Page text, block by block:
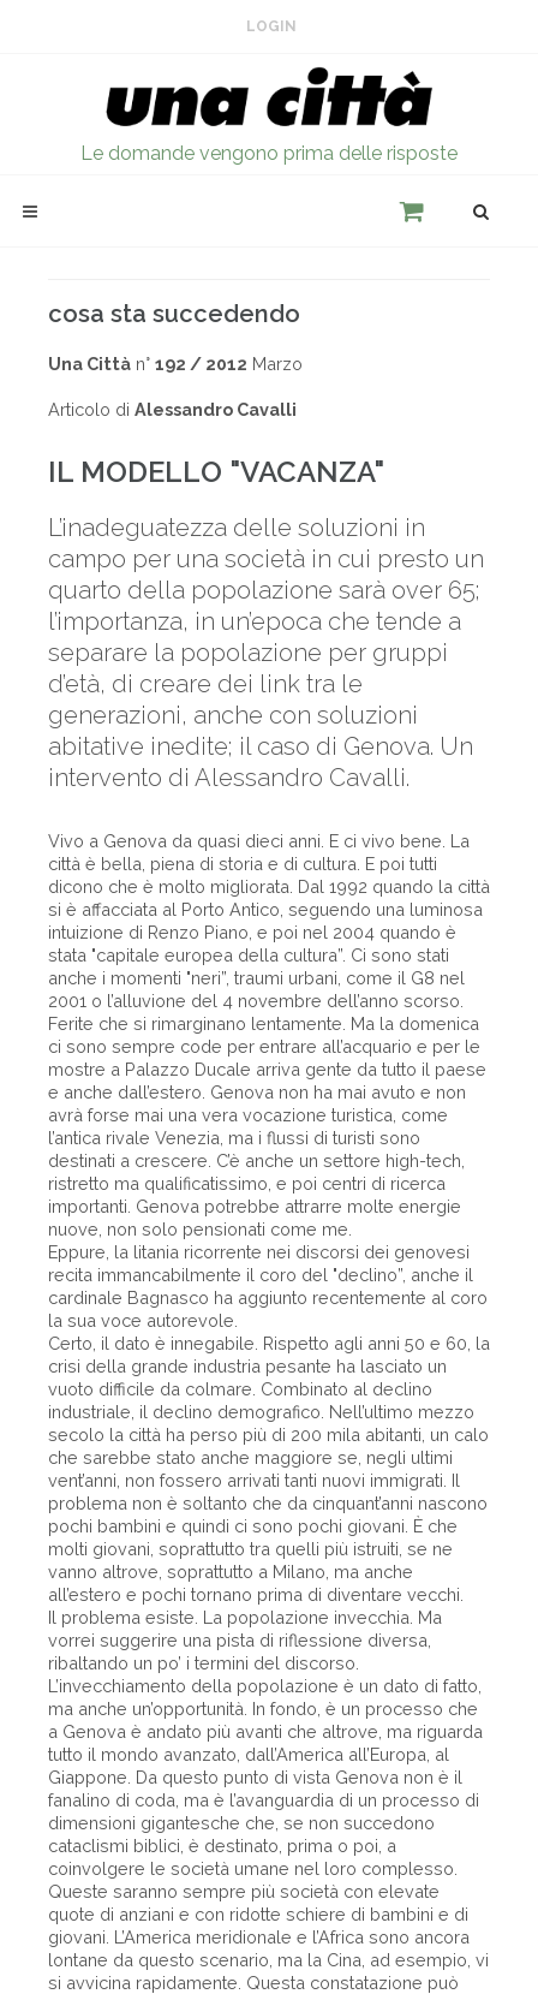
LOGIN
Le domande vengono prima delle risposte
cosa sta succedendo
Una Città n° 192 / 2012 Marzo
Articolo di Alessandro Cavalli
IL MODELLO "VACANZA"
L’inadeguatezza delle soluzioni in
campo per una società in cui presto un
quarto della popolazione sarà over 65;
l’importanza, in un’epoca che tende a
separare la popolazione per gruppi
d’età, di creare dei link tra le
generazioni, anche con soluzioni
abitative inedite; il caso di Genova. Un
intervento di Alessandro Cavalli.
Vivo a Genova da quasi dieci anni. E ci vivo bene. La
città è bella, piena di storia e di cultura. E poi tutti
dicono che è molto migliorata. Dal 1992 quando la città
si è affacciata al Porto Antico, seguendo una luminosa
intuizione di Renzo Piano, e poi nel 2004 quando è
stata "capitale europea della cultura”. Ci sono stati
anche i momenti "neri”, traumi urbani, come il G8 nel
2001 o l’alluvione del 4 novembre dell’anno scorso.
Ferite che si rimarginano lentamente. Ma la domenica
ci sono sempre code per entrare all’acquario e per le
mostre a Palazzo Ducale arriva gente da tutto il paese
e anche dall’estero. Genova non ha mai avuto e non
avrà forse mai una vera vocazione turistica, come
l’antica rivale Venezia, ma i flussi di turisti sono
destinati a crescere. C’è anche un settore high-tech,
ristretto ma qualificatissimo, e poi centri di ricerca
importanti. Genova potrebbe attrarre molte energie
nuove, non solo pensionati come me.
Eppure, la litania ricorrente nei discorsi dei genovesi
recita immancabilmente il coro del "declino”, anche il
cardinale Bagnasco ha aggiunto recentemente al coro
la sua voce autorevole.
Certo, il dato è innegabile. Rispetto agli anni 50 e 60, la
crisi della grande industria pesante ha lasciato un
vuoto difficile da colmare. Combinato al declino
industriale, il declino demografico. Nell’ultimo mezzo
secolo la città ha perso più di 200 mila abitanti, un calo
che sarebbe stato anche maggiore se, negli ultimi
vent’anni, non fossero arrivati tanti nuovi immigrati. Il
problema non è soltanto che da cinquant’anni nascono
pochi bambini e quindi ci sono pochi giovani. È che
molti giovani, soprattutto tra quelli più istruiti, se ne
vanno altrove, soprattutto a Milano, ma anche
all’estero e pochi tornano prima di diventare vecchi.
Il problema esiste. La popolazione invecchia. Ma
vorrei suggerire una pista di riflessione diversa,
ribaltando un po’ i termini del discorso.
L’invecchiamento della popolazione è un dato di fatto,
ma anche un’opportunità. In fondo, è un processo che
a Genova è andato più avanti che altrove, ma riguarda
tutto il mondo avanzato, dall’America all’Europa, al
Giappone. Da questo punto di vista Genova non è il
fanalino di coda, ma è l’avanguardia di un processo di
dimensioni gigantesche che, se non succedono
cataclismi biblici, è destinato, prima o poi, a
coinvolgere le società umane nel loro complesso.
Queste saranno sempre più società con elevate
quote di anziani e con ridotte schiere di bambini e di
giovani. L’America meridionale e l’Africa sono ancora
lontane da questo scenario, ma la Cina, ad esempio, vi
si avvicina rapidamente. Questa constatazione può